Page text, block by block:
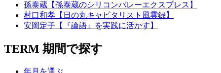
孫泰蔵【孫泰蔵のシリコンバレーエクスプレス】
村口和孝【日の丸キャピタリスト風雲録】
安岡定子【『論語』を実践に活かす】
TERM 期間で探す
年月を選ぶ